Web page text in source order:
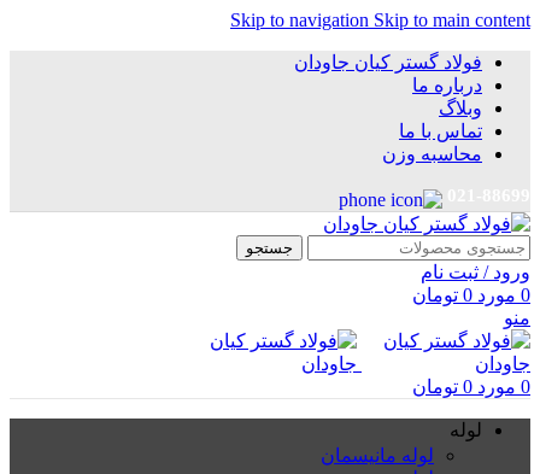
Skip to navigation Skip to main content
فولاد گستر کیان جاودان
درباره ما
وبلاگ
تماس با ما
محاسبه وزن
جستجو
ورود / ثبت نام
0 مورد 0 تومان
منو
0 مورد 0 تومان
لوله
لوله مانیسمان